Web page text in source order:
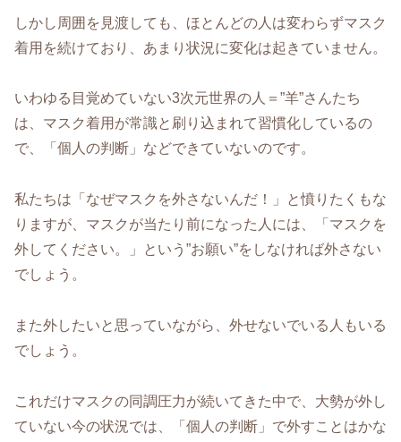
しかし周囲を見渡しても、ほとんどの人は変わらずマスク
着用を続けており、あまり状況に変化は起きていません。
いわゆる目覚めていない3次元世界の人＝”羊”さんたち
は、マスク着用が常識と刷り込まれて習慣化しているの
で、「個人の判断」などできていないのです。
私たちは「なぜマスクを外さないんだ！」と憤りたくもな
りますが、マスクが当たり前になった人には、「マスクを
外してください。」という”お願い”をしなければ外さない
でしょう。
また外したいと思っていながら、外せないでいる人もいる
でしょう。
これだけマスクの同調圧力が続いてきた中で、大勢が外し
ていない今の状況では、「個人の判断」で外すことはかな